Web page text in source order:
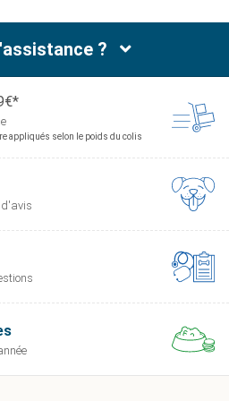
?
appliqués selon le poids du colis